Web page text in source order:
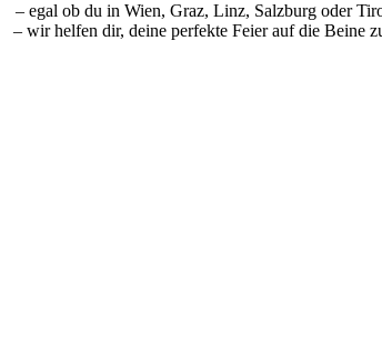
– egal ob du in Wien, Graz, Linz, Salzburg oder
– wir helfen dir, deine perfekte Feier auf die Beine